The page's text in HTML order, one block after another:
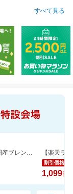
すべて見る
令和7年度産☆国産ブレンド米5kgがお買い得！【楽天オリジナル】
割引価格
1,099円